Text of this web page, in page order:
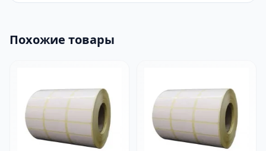
Похожие товары